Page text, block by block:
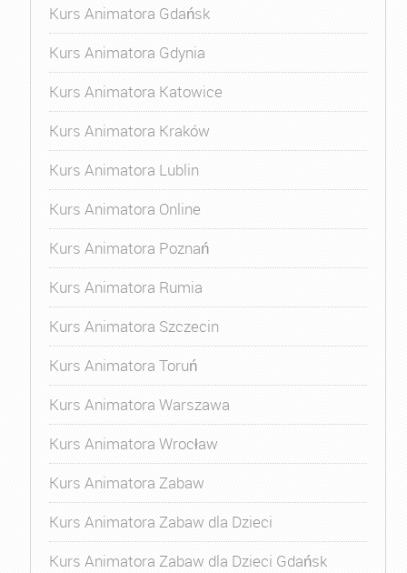
Kurs Animatora Gdańsk
Kurs Animatora Gdynia
Kurs Animatora Katowice
Kurs Animatora Kraków
Kurs Animatora Lublin
Kurs Animatora Online
Kurs Animatora Poznań
Kurs Animatora Rumia
Kurs Animatora Szczecin
Kurs Animatora Toruń
Kurs Animatora Warszawa
Kurs Animatora Wrocław
Kurs Animatora Zabaw
Kurs Animatora Zabaw dla Dzieci
Kurs Animatora Zabaw dla Dzieci Gdańsk